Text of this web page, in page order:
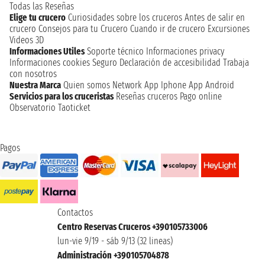
Todas las Reseñas
Elige tu crucero Curiosidades sobre los cruceros Antes de salir en
crucero Consejos para tu Crucero Cuando ir de crucero Excursiones
Videos 3D
Informaciones Utiles Soporte técnico Informaciones privacy
Informaciones cookies Seguro Declaración de accesibilidad Trabaja
con nosotros
Nuestra Marca Quien somos Network App Iphone App Android
Servicios para los cruceristas Reseñas cruceros Pago online
Observatorio Taoticket
Pagos
Contactos
Centro Reservas Cruceros +390105733006
lun-vie 9/19 - sáb 9/13 (32 lineas)
Administración +390105704878